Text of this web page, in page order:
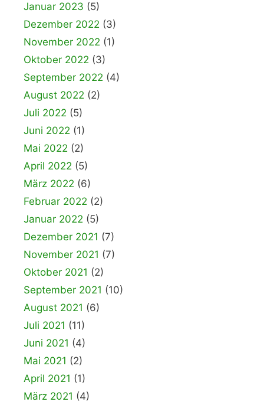
Januar 2023 (5)
Dezember 2022 (3)
November 2022 (1)
Oktober 2022 (3)
September 2022 (4)
August 2022 (2)
Juli 2022 (5)
Juni 2022 (1)
Mai 2022 (2)
April 2022 (5)
März 2022 (6)
Februar 2022 (2)
Januar 2022 (5)
Dezember 2021 (7)
November 2021 (7)
Oktober 2021 (2)
September 2021 (10)
August 2021 (6)
Juli 2021 (11)
Juni 2021 (4)
Mai 2021 (2)
April 2021 (1)
März 2021 (4)